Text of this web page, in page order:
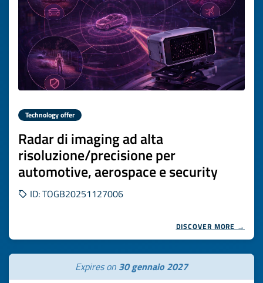
Technology offer
Radar di imaging ad alta
risoluzione/precisione per
automotive, aerospace e security
ID: TOGB20251127006
DISCOVER MORE →
Expires on 30 gennaio 2027